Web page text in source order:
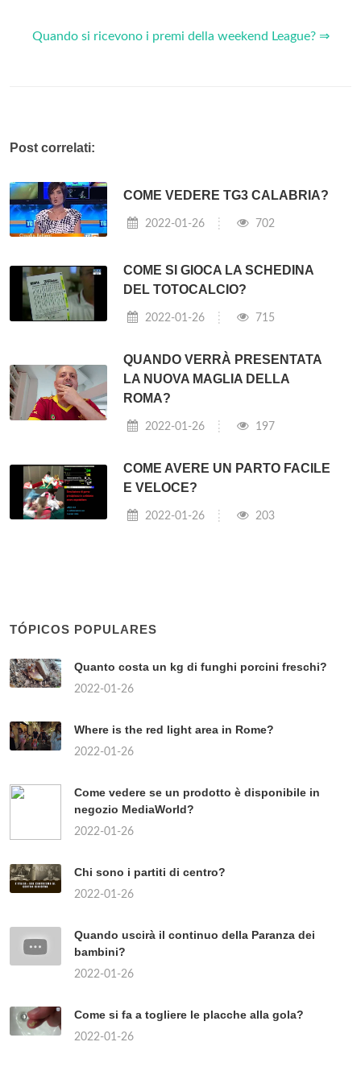
Quando si ricevono i premi della weekend League? ⇒
Post correlati:
COME VEDERE TG3 CALABRIA?
2022-01-26 702
COME SI GIOCA LA SCHEDINA
DEL TOTOCALCIO?
2022-01-26 715
QUANDO VERRÀ PRESENTATA
LA NUOVA MAGLIA DELLA
ROMA?
2022-01-26 197
COME AVERE UN PARTO FACILE
E VELOCE?
2022-01-26 203
TÓPICOS POPULARES
Quanto costa un kg di funghi porcini freschi?
2022-01-26
Where is the red light area in Rome?
2022-01-26
Come vedere se un prodotto è disponibile in
negozio MediaWorld?
2022-01-26
Chi sono i partiti di centro?
2022-01-26
Quando uscirà il continuo della Paranza dei
bambini?
2022-01-26
Come si fa a togliere le placche alla gola?
2022-01-26